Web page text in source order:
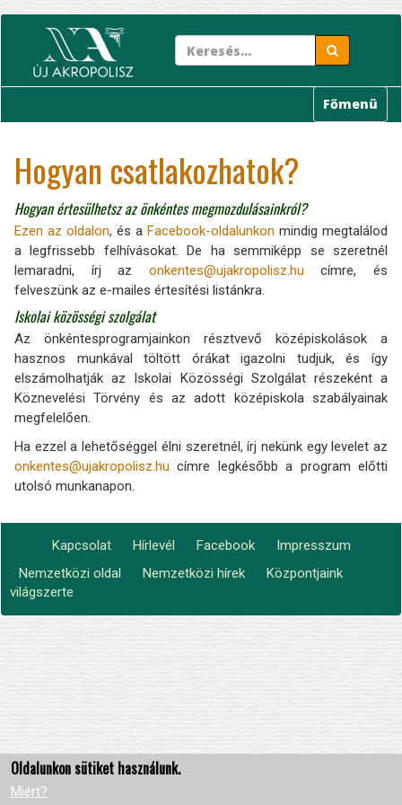
tartalomra
Főmenü
Hogyan csatlakozhatok?
Hogyan értesülhetsz az önkéntes megmozdulásainkról?
Ezen az oldalon, és a Facebook-oldalunkon mindig megtalálod
a legfrissebb felhívásokat. De ha semmiképp se szeretnél
lemaradni, írj az onkentes@ujakropolisz.hu címre, és
felveszünk az e-mailes értesítési listánkra.
Iskolai közösségi szolgálat
Az önkéntesprogramjainkon résztvevő középiskolások a
hasznos munkával töltött órákat igazolni tudjuk, és így
elszámolhatják az Iskolai Közösségi Szolgálat részeként a
Köznevelési Törvény és az adott középiskola szabályainak
megfelelően.
Ha ezzel a lehetőséggel élni szeretnél, írj nekünk egy levelet az
onkentes@ujakropolisz.hu címre legkésőbb a program előtti
utolsó munkanapon.
Footer
menu
Kapcsolat Hírlevél Facebook Impresszum
Lábléc2
Nemzetközi oldal Nemzetközi hírek
Központjaink
világszerte
Oldalunkon sütiket használunk.
Miért?